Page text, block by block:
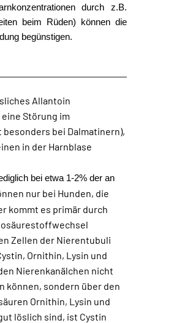
durch z.B.
beim Rüden) können die
begünstigen.
Allantoin
Störung im
bei Dalmatinern),
in der Harnblase
bei etwa 1-2% der an
nur bei Hunden, die
kommt es primär durch
Zellen der Nierentubuli
Ornithin, Lysin und
Nierenkanälchen nicht
können, sondern über den
Ornithin, Lysin und
löslich sind, ist Cystin